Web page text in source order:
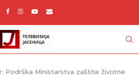
Podrška Ministarstva zaštite životne